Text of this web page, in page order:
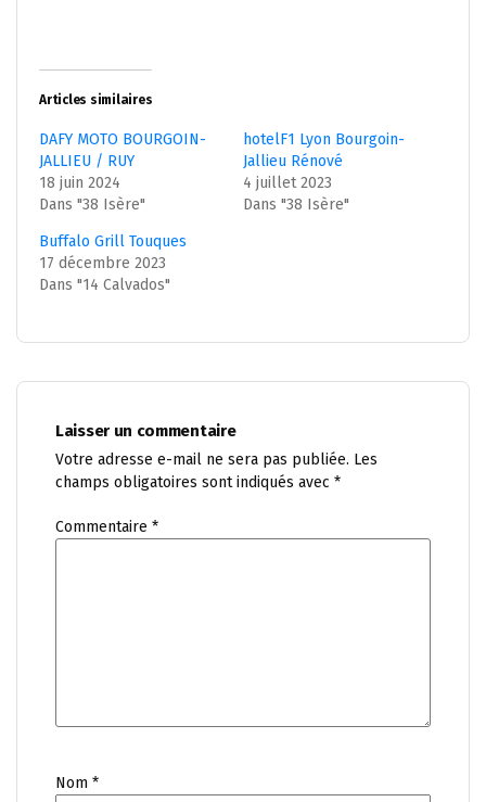
Articles similaires
DAFY MOTO BOURGOIN-
JALLIEU / RUY
18 juin 2024
Dans "38 Isère"
hotelF1 Lyon Bourgoin-
Jallieu Rénové
4 juillet 2023
Dans "38 Isère"
Buffalo Grill Touques
17 décembre 2023
Dans "14 Calvados"
Laisser un commentaire
Votre adresse e-mail ne sera pas publiée. Les
champs obligatoires sont indiqués avec *
Commentaire *
Nom *